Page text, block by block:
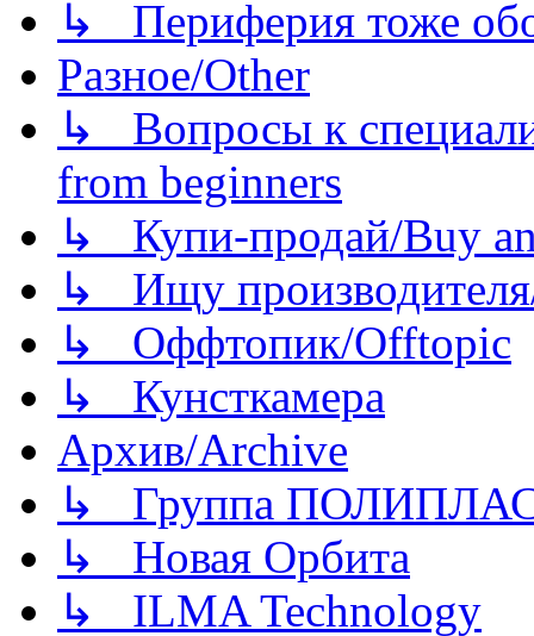
↳ Периферия тоже
Разное/Other
↳ Вопросы к
from beginners
↳ Купи-продай/Buy
↳ Ищу
↳ Оффтопик/Offtopic
↳ Кунсткамера
Архив/Archive
↳ Группа
↳ Новая Орбита
↳ ILMA Technology